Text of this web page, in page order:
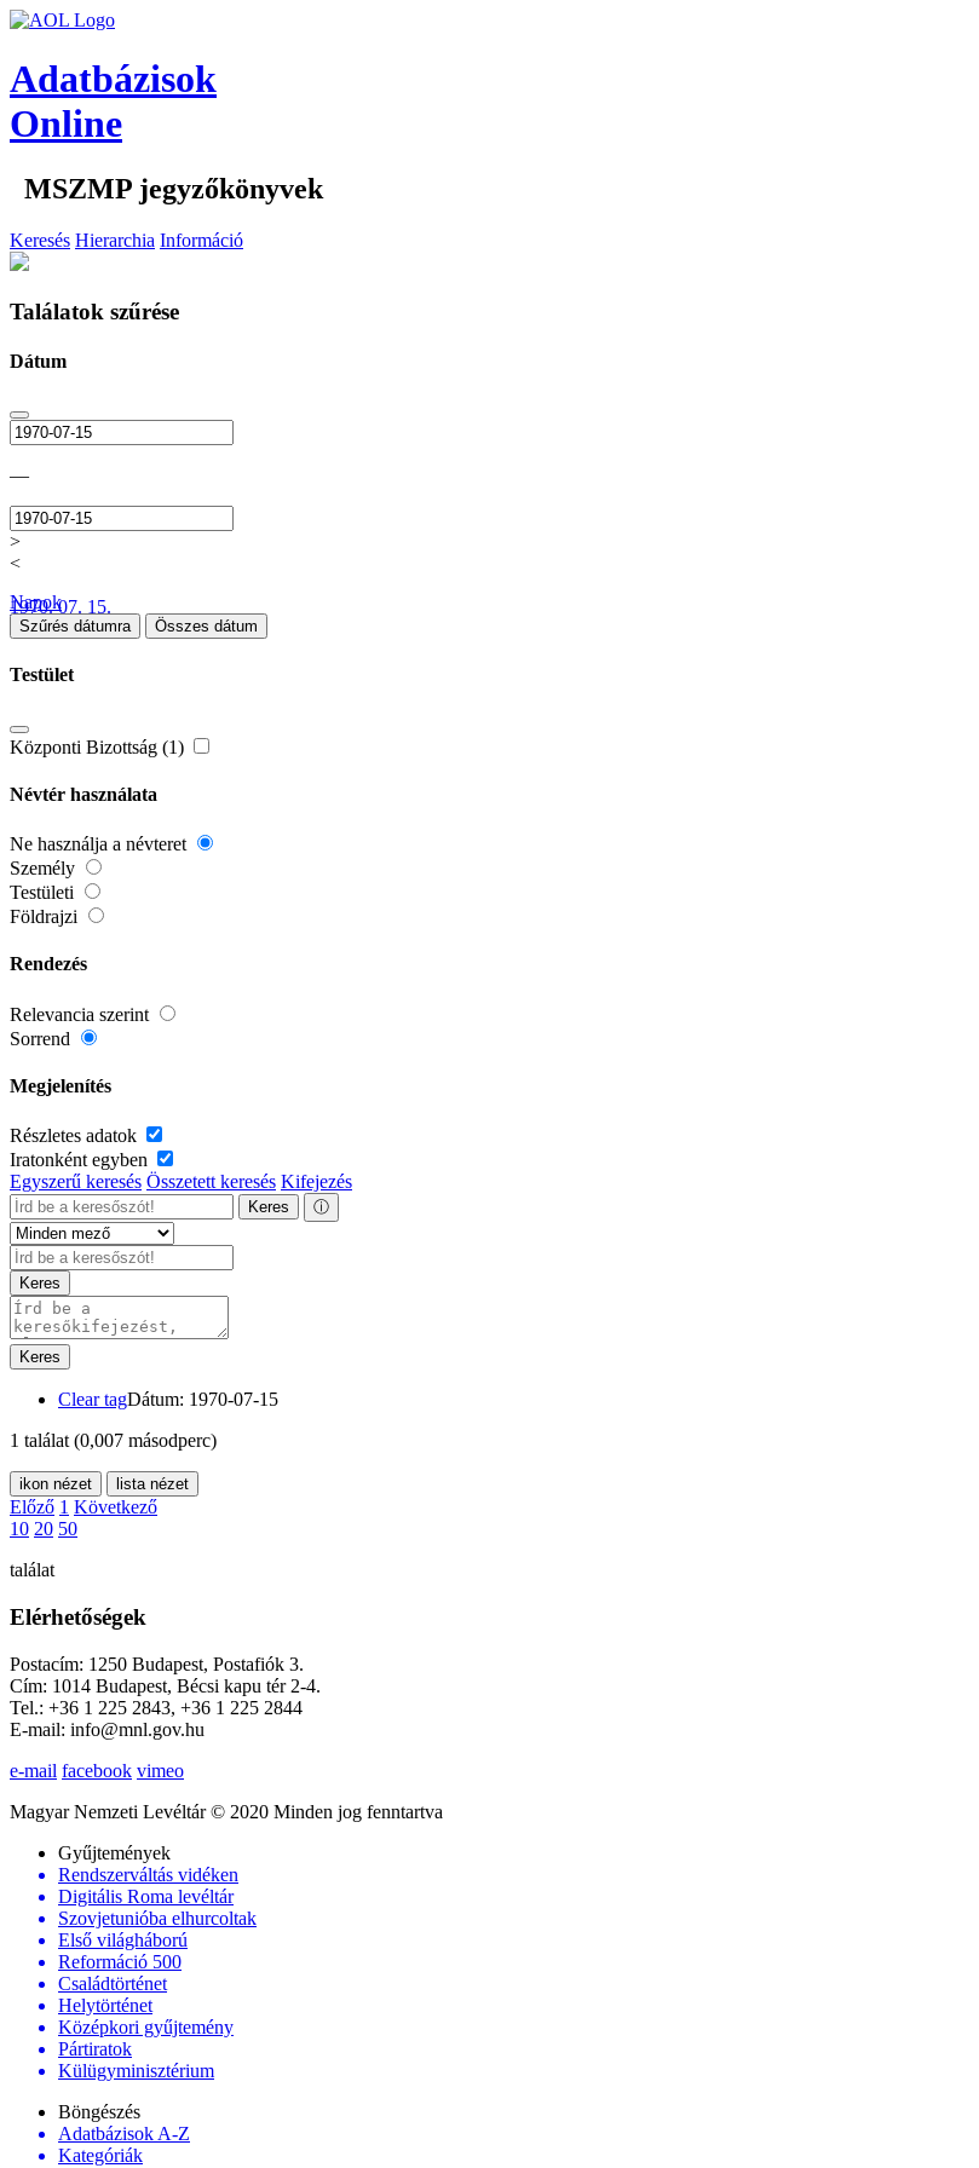
Adatbázisok
Online
MSZMP jegyzőkönyvek
Keresés Hierarchia Információ
Találatok szűrése
Dátum
—
>
<
1970. 07. 15.
Napok
Szűrés dátumra Összes dátum
Testület
Központi Bizottság (1)
Névtér használata
Ne használja a névteret
Személy
Testületi
Földrajzi
Rendezés
Relevancia szerint
Sorrend
Megjelenítés
Részletes adatok
Iratonként egyben
Egyszerű keresés Összetett keresés Kifejezés
Keres ⓘ
Keres
Keres
Clear tagDátum: 1970-07-15
1 találat (0,007 másodperc)
ikon nézet lista nézet
Előző 1 Következő
10 20 50
találat
Elérhetőségek
Postacím: 1250 Budapest, Postafiók 3.
Cím: 1014 Budapest, Bécsi kapu tér 2-4.
Tel.: +36 1 225 2843, +36 1 225 2844
E-mail: info@mnl.gov.hu
e-mail facebook vimeo
Magyar Nemzeti Levéltár © 2020 Minden jog fenntartva
Gyűjtemények
Rendszerváltás vidéken
Digitális Roma levéltár
Szovjetunióba elhurcoltak
Első világháború
Reformáció 500
Családtörténet
Helytörténet
Középkori gyűjtemény
Pártiratok
Külügyminisztérium
Böngészés
Adatbázisok A-Z
Kategóriák